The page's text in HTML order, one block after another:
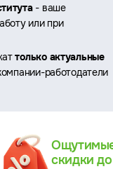
- ваше
или при
только актуальные
работодатели
скидки